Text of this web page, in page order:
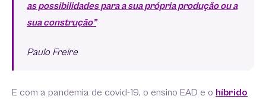
as possibilidades para a sua própria produção ou a
sua construção”
Paulo Freire
E com a pandemia de covid-19, o ensino EAD e o híbrido